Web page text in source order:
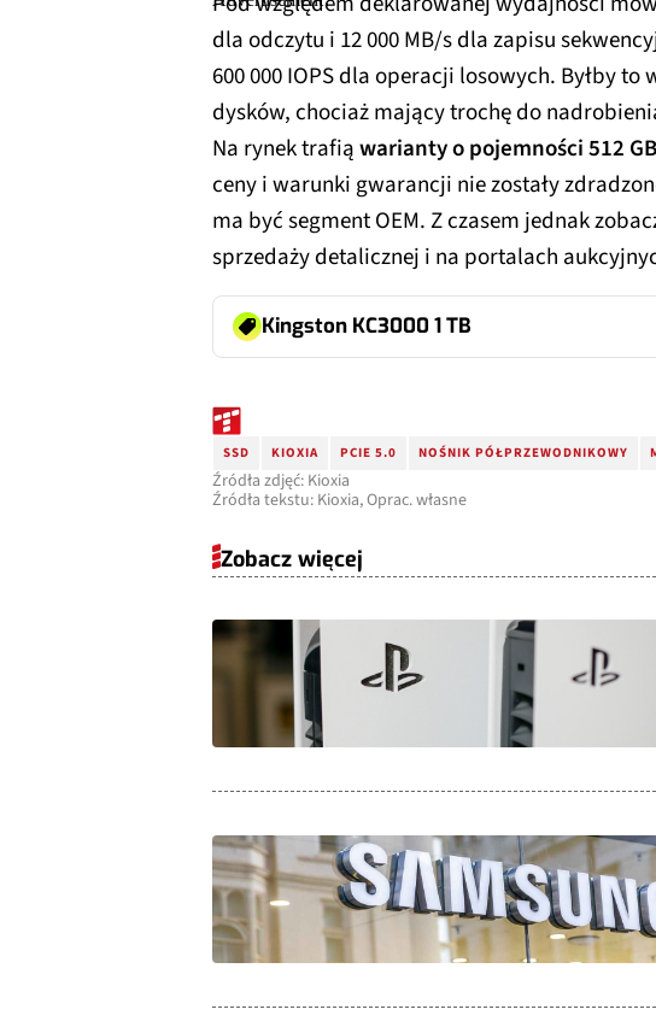
dla odczytu i 12 000 MB/s dla zapisu
600 000 IOPS dla operacji losowych. Byłby to
dysków, chociaż mający trochę do
Na rynek trafiąwarianty o pojemności 512
ceny i warunki gwarancji nie zostały
ma być segment OEM. Z czasem jednak
sprzedaży detalicznej i na portalach
Kingston KC3000 1 TB
SSD KIOXIA PCIE 5.0 NOŚNIK PÓŁPRZEWODNIKOWY
Źródła zdjęć: Kioxia
Źródła tekstu: Kioxia, Oprac. własne
Zobacz więcej